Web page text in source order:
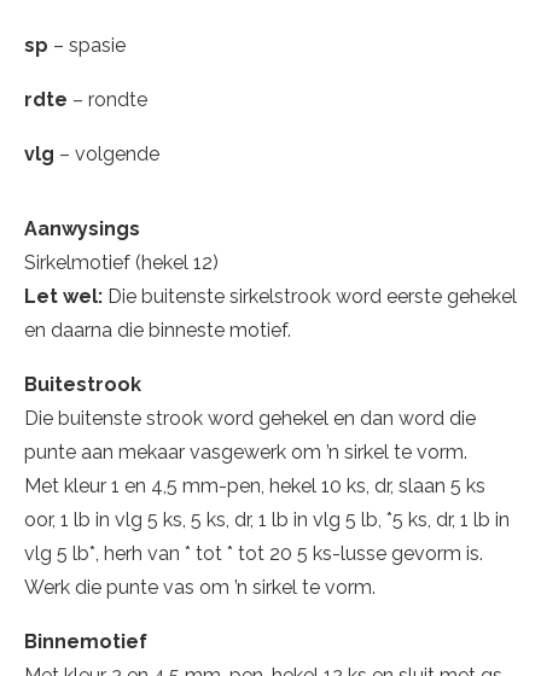
sp – spasie
rdte – rondte
vlg – volgende
Aanwysings
Sirkelmotief (hekel 12)
Let wel: Die buitenste sirkelstrook word eerste gehekel
en daarna die binneste motief.
Buitestrook
Die buitenste strook word gehekel en dan word die
punte aan mekaar vasgewerk om ’n sirkel te vorm.
Met kleur 1 en 4,5 mm-pen, hekel 10 ks, dr, slaan 5 ks
oor, 1 lb in vlg 5 ks, 5 ks, dr, 1 lb in vlg 5 lb, *5 ks, dr, 1 lb in
vlg 5 lb*, herh van * tot * tot 20 5 ks-lusse gevorm is.
Werk die punte vas om ’n sirkel te vorm.
Binnemotief